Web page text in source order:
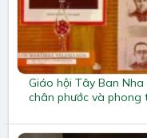
Giáo hội Tây Ban
chân phước và phong